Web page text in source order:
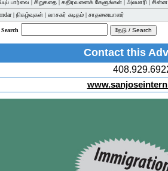
பார்வை | சிறுகதை | கதிரவனைக் கேளுங்கள் | அலமாரி |
| நிகழ்வுகள் | வாசகர் கடிதம் | சாதனையாளர்
Contact this